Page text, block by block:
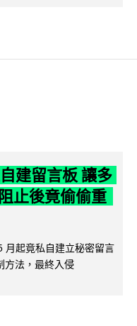
建留言板 讓多
止後竟偷偷重
起竟私自建立秘密留言
方法，最終入侵